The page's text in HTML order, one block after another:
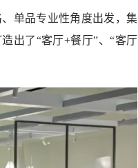
单品专业性角度出发，集
出了“客厅+餐厅”、“客厅